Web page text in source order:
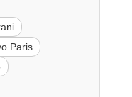
Paris